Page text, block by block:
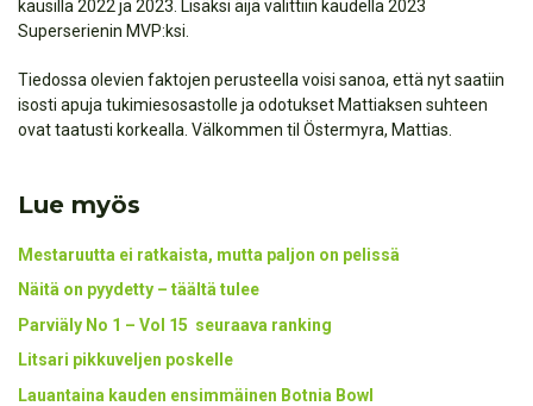
kausilla 2022 ja 2023. Lisäksi äijä valittiin kaudella 2023
Superserienin MVP:ksi.
Tiedossa olevien faktojen perusteella voisi sanoa, että nyt saatiin
isosti apuja tukimiesosastolle ja odotukset Mattiaksen suhteen
ovat taatusti korkealla. Välkommen til Östermyra, Mattias.
Lue myös
Mestaruutta ei ratkaista, mutta paljon on pelissä
Näitä on pyydetty – täältä tulee
Parviäly No 1 – Vol 15 seuraava ranking
Litsari pikkuveljen poskelle
Lauantaina kauden ensimmäinen Botnia Bowl